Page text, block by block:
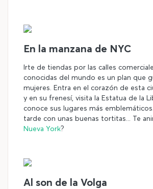
En la manzana de NYC
Irte de tiendas por las calles
conocidas del mundo es un plan que
mujeres. Entra en el corazón de esta
y en su frenesí, visita la Estatua de la
conoce sus lugares más
tarde con unas buenas tortitas... Te
Nueva York?
Al son de la Volga